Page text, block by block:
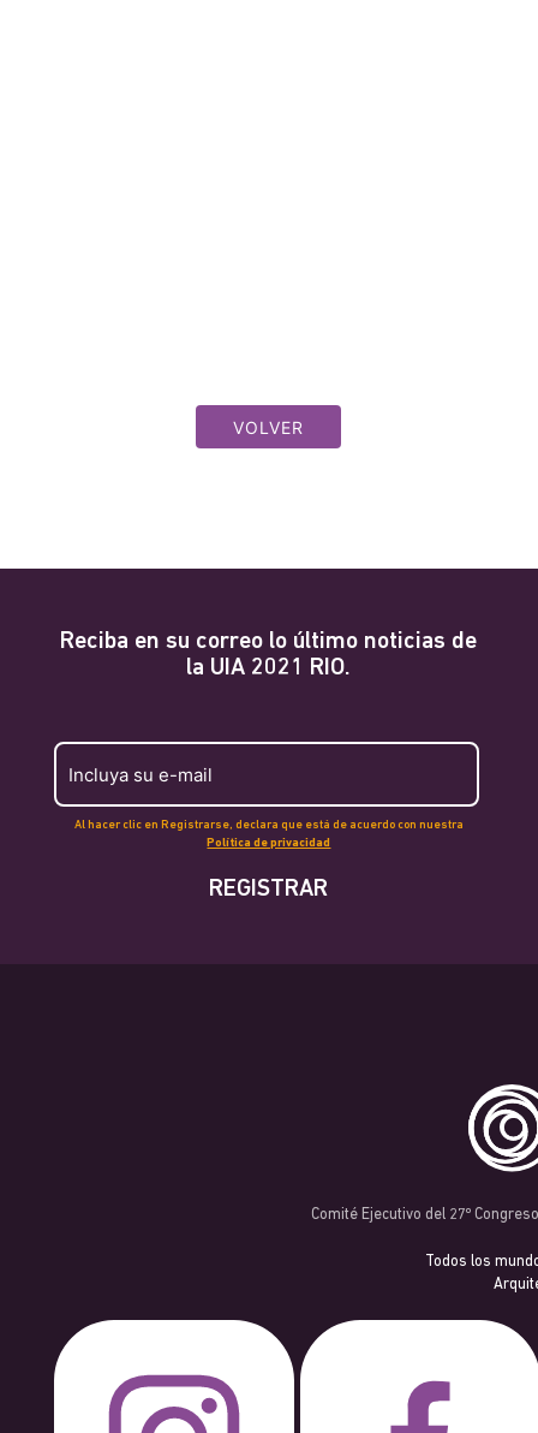
VOLVER
Reciba en su correo lo último noticias de
la UIA 2021 RIO.
Al hacer clic en Registrarse, declara que está de acuerdo con nuestra
Política de privacidad
REGISTRAR
Comité Ejecutivo del 27º
Todos los